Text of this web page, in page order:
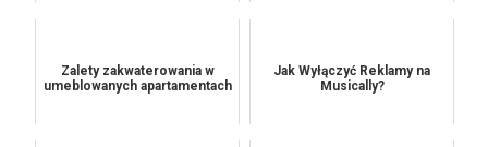
Zalety zakwaterowania w
umeblowanych apartamentach
Jak Wyłączyć Reklamy na
Musically?